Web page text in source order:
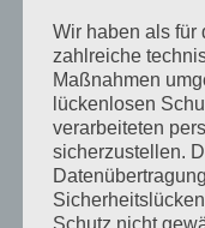
Wir haben als für
zahlreiche
Maßnahmen
lückenlosen
verarbeiteten
sicherzustellen.
Schutz nicht